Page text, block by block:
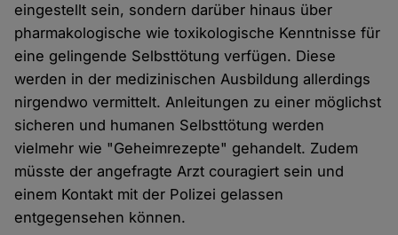
eingestellt sein, sondern darüber hinaus über
pharmakologische wie toxikologische Kenntnisse für
eine gelingende Selbsttötung verfügen. Diese
werden in der medizinischen Ausbildung allerdings
nirgendwo vermittelt. Anleitungen zu einer möglichst
sicheren und humanen Selbsttötung werden
vielmehr wie "Geheimrezepte" gehandelt. Zudem
müsste der angefragte Arzt couragiert sein und
einem Kontakt mit der Polizei gelassen
entgegensehen können.